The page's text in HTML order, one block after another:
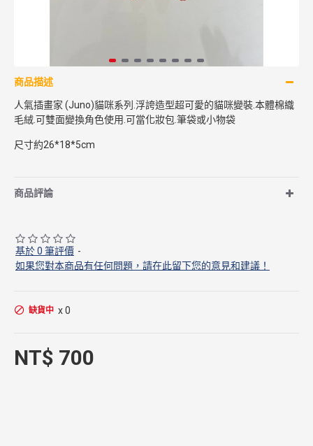
商品描述
人氣插畫家 (Juno)貓咪系列.浮誇造型超可愛的貓咪變裝.本體棉織
毛絨.可雙面變換角色使用.可當化妝包.筆袋或小物袋
尺寸約26*18*5cm
商品評論
基於 0 筆評價 -
如果您對本商品有任何問題，請在此留下您的意見和建議！
NT$ 700
缺貨中 x 0